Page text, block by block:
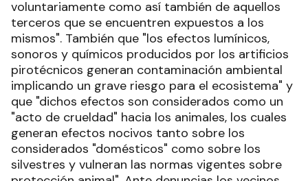
voluntariamente como así también de aquellos
terceros que se encuentren expuestos a los
mismos". También que "los efectos lumínicos,
sonoros y químicos producidos por los artificios
pirotécnicos generan contaminación ambiental
implicando un grave riesgo para el ecosistema" y
que "dichos efectos son considerados como un
"acto de crueldad" hacia los animales, los cuales
generan efectos nocivos tanto sobre los
considerados "domésticos" como sobre los
silvestres y vulneran las normas vigentes sobre